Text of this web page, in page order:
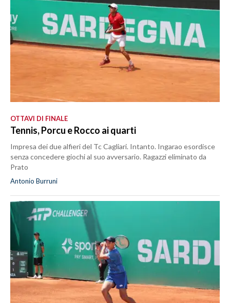
OTTAVI DI FINALE
Tennis, Porcu e Rocco ai quarti
Impresa dei due alfieri del Tc Cagliari. Intanto. Ingarao esordisce
senza concedere giochi al suo avversario. Ragazzi eliminato da
Prato
Antonio Burruni